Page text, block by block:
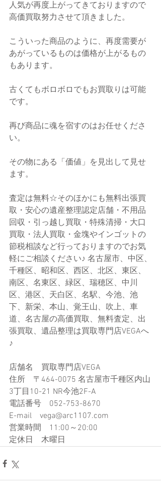
人気が再度上がってきておりますので
高価買取努力させて頂きました。
こういった商品のように、再度需要が
あがっているものは価格が上がるもの
もあります。
古くてもボロボロでもお買取りは可能
です。
再び商品に魂を宿すのはお任せくださ
い。
その物にある「価値」を見出して見せ
ます。
査定は無料☆そのほかにも無料出張買
取・安心の遺産整理認定店舗・不用品
回収・引っ越し買取・特殊清掃・大口
買取・法人買取・金塊やインゴットの
節税相談など行っておりますのでお気
軽にご相談ください♪ 名古屋市、中区、
千種区、昭和区、西区、北区、東区、
南区、名東区、緑区、瑞穂区、中川
区、港区、天白区、名駅、今池、池
下、新栄、本山、覚王山、吹上、車
道、名古屋の高価買取、無料査定、出
張買取、遺品整理は買取専門店VEGAへ
♪
店舗名　買取専門店VEGA
住所　〒464-0075 名古屋市千種区内山
3丁目10-21​ NR今池2F-A
電話番号　052-753-8670
E-mail　vega@arc1107.com​
営業時間　11:00～20:00
定休日　木曜日